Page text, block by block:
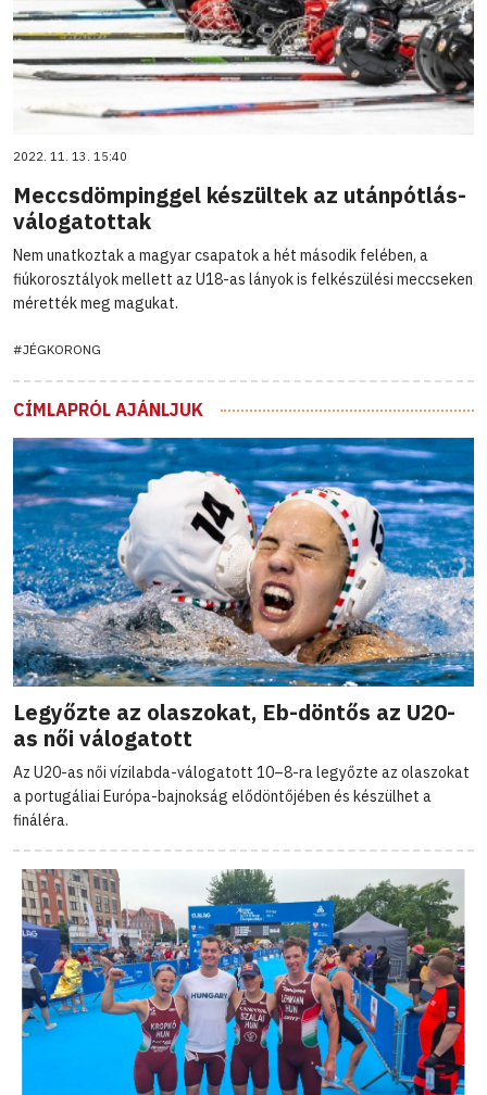
2022. 11. 13. 15:40
Meccsdömpinggel készültek az utánpótlás-
válogatottak
Nem unatkoztak a magyar csapatok a hét második felében, a
fiúkorosztályok mellett az U18-as lányok is felkészülési meccseken
mérették meg magukat.
#JÉGKORONG
CÍMLAPRÓL AJÁNLJUK
Legyőzte az olaszokat, Eb-döntős az U20-
as női válogatott
Az U20-as női vízilabda-válogatott 10–8-ra legyőzte az olaszokat
a portugáliai Európa-bajnokság elődöntőjében és készülhet a
fináléra.